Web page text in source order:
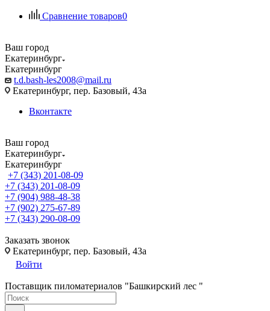
Сравнение товаров0
Ваш город
Екатеринбург
Екатеринбург
t.d.bash-les2008@mail.ru
Екатеринбург, пер. Базовый, 43а
Вконтакте
Ваш город
Екатеринбург
Екатеринбург
+7 (343) 201-08-09
+7 (343) 201-08-09
+7 (904) 988-48-38
+7 (902) 275-67-89
+7 (343) 290-08-09
Заказать звонок
Екатеринбург, пер. Базовый, 43а
Войти
Поставщик пиломатериалов "Башкирский лес "